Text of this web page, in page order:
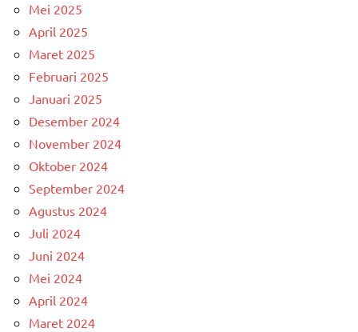
Mei 2025
April 2025
Maret 2025
Februari 2025
Januari 2025
Desember 2024
November 2024
Oktober 2024
September 2024
Agustus 2024
Juli 2024
Juni 2024
Mei 2024
April 2024
Maret 2024